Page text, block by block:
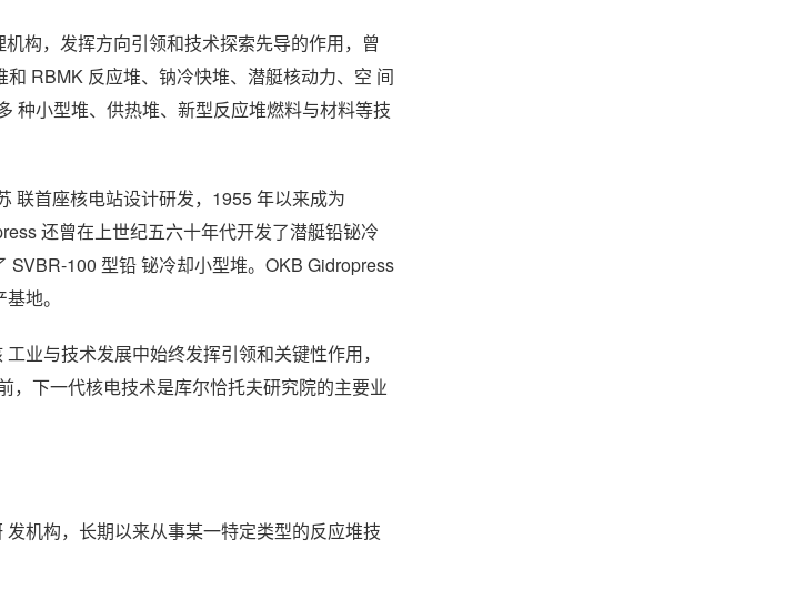
构，发挥方向引领和技术探索先导的作用，曾
RBMK 反应堆、钠冷快堆、潜艇核动力、空 间
种小型堆、供热堆、新型反应堆燃料与材料等技
联首座核电站设计研发，1955 年以来成为
还曾在上世纪五六十年代开发了潜艇铅铋冷
SVBR-100 型铅 铋冷却小型堆。OKB Gidropress
地。
业与技术发展中始终发挥引领和关键性作用，
，下一代核电技术是库尔恰托夫研究院的主要业
机构，长期以来从事某一特定类型的反应堆技